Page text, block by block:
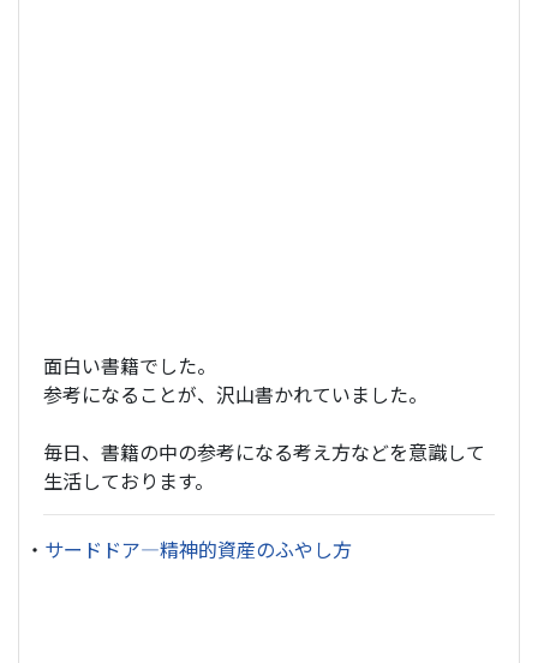
面白い書籍でした。
参考になることが、沢山書かれていました。
毎日、書籍の中の参考になる考え方などを意識して
生活しております。
・ サードドア―精神的資産のふやし方